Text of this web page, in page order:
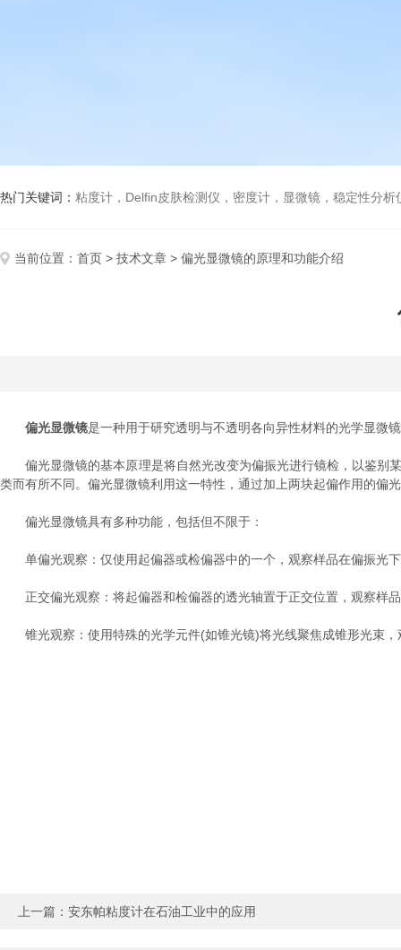
热门关键词： 粘度计，Delfin皮肤检测仪，密度计，显微镜，稳定性分
当前位置： 首页 > 技术文章 > 偏光显微镜的原理和功能介绍
偏光显微镜是一种用于研究透明与不透明各向异性材料的光学显微
偏光显微镜的基本原理是将自然光改变为偏振光进行镜检，以鉴别
类而有所不同。偏光显微镜利用这一特性，通过加上两块起偏作用的偏
偏光显微镜具有多种功能，包括但不限于：
单偏光观察：仅使用起偏器或检偏器中的一个，观察样品在偏振光
正交偏光观察：将起偏器和检偏器的透光轴置于正交位置，观察样
锥光观察：使用特殊的光学元件(如锥光镜)将光线聚焦成锥形光束，
上一篇： 安东帕粘度计在石油工业中的应用